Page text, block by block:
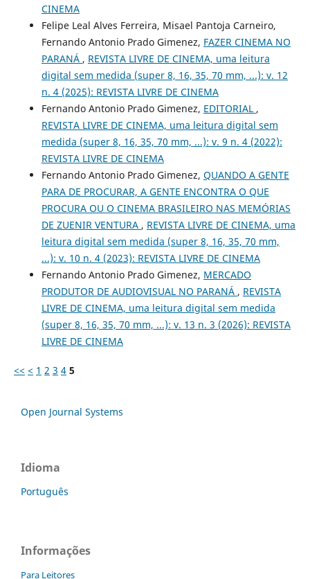
CINEMA
Felipe Leal Alves Ferreira, Misael Pantoja Carneiro,
Fernando Antonio Prado Gimenez, FAZER CINEMA NO
PARANÁ , REVISTA LIVRE DE CINEMA, uma leitura
digital sem medida (super 8, 16, 35, 70 mm, ...): v. 12
n. 4 (2025): REVISTA LIVRE DE CINEMA
Fernando Antonio Prado Gimenez, EDITORIAL ,
REVISTA LIVRE DE CINEMA, uma leitura digital sem
medida (super 8, 16, 35, 70 mm, ...): v. 9 n. 4 (2022):
REVISTA LIVRE DE CINEMA
Fernando Antonio Prado Gimenez, QUANDO A GENTE
PARA DE PROCURAR, A GENTE ENCONTRA O QUE
PROCURA OU O CINEMA BRASILEIRO NAS MEMÓRIAS
DE ZUENIR VENTURA , REVISTA LIVRE DE CINEMA, uma
leitura digital sem medida (super 8, 16, 35, 70 mm,
...): v. 10 n. 4 (2023): REVISTA LIVRE DE CINEMA
Fernando Antonio Prado Gimenez, MERCADO
PRODUTOR DE AUDIOVISUAL NO PARANÁ , REVISTA
LIVRE DE CINEMA, uma leitura digital sem medida
(super 8, 16, 35, 70 mm, ...): v. 13 n. 3 (2026): REVISTA
LIVRE DE CINEMA
<< < 1 2 3 4 5
Open Journal Systems
Idioma
Português
Informações
Para Leitores